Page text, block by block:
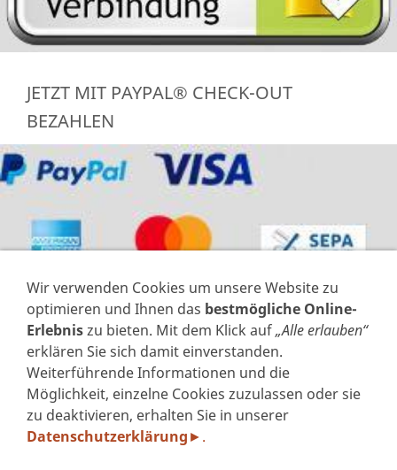
JETZT MIT PAYPAL® CHECK-OUT
BEZAHLEN
VERTRAG WIDERRUFEN
IMPRESSUM
DATENSCHUTZERKLÄRUNG GEM. DSGVO
Wir verwenden Cookies um unsere Website zu
optimieren und Ihnen das bestmögliche Online-
Erlebniszu bieten. Mit dem Klick auf„Alle erlauben“
erklären Sie sich damit einverstanden.
Weiterführende Informationen und die
Möglichkeit, einzelne Cookies zuzulassen oder sie
zu deaktivieren, erhalten Sie in unserer
Datenschutzerklärung ► .